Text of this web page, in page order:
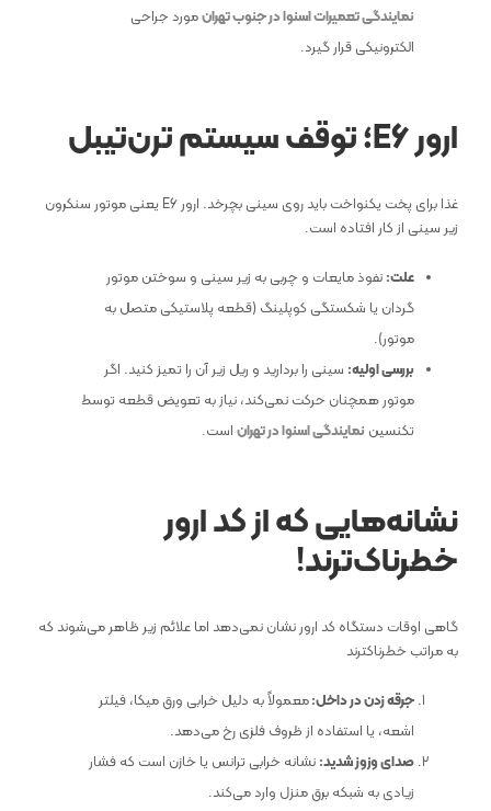
نمایندگی تعمیرات اسنوا در جنوب تهرانمورد جراحی
الکترونیکی قرار گیرد.
ارورE6؛ توقف سیستم ترن‌تیبل
غذا برای پخت یکنواخت باید روی سینی بچرخد. ارور E6 یعنی موتور سنکرون
زیر سینی از کار افتاده است.
علت: نفوذ مایعات و چربی به زیر سینی و سوختن موتور
گردان یا شکستگی کوپلینگ (قطعه پلاستیکی متصل به
موتور).
بررسی اولیه: سینی را بردارید و ریل زیر آن را تمیز کنید. اگر
موتور همچنان حرکت نمی‌کند، نیاز به تعویض قطعه توسط
تکنسین نمایندگی اسنوا در تهران است.
نشانه‌هایی که از کد ارور
خطرناک‌ترند!
گاهی اوقات دستگاه کد ارور نشان نمی‌دهد اما علائم زیر ظاهر می‌شوند که
به مراتب خطرناکترند
جرقه زدن در داخل:معمولاً به دلیل خرابی ورق میکا، فیلتر
اشعه، یا استفاده از ظروف فلزی رخ می‌دهد.
صدای وزوز شدید: نشانه خرابی ترانس یا خازن است که فشار
زیادی به شبکه برق منزل وارد می‌کند.